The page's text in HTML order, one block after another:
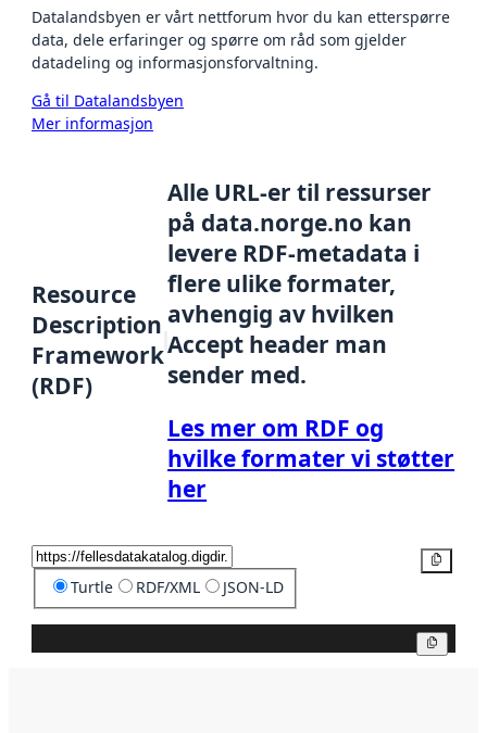
Datalandsbyen er vårt nettforum hvor du kan etterspørre
data, dele erfaringer og spørre om råd som gjelder
datadeling og informasjonsforvaltning.
Gå til Datalandsbyen
Mer informasjon
Resource
Description
Framework
(RDF)
Alle URL-er til ressurser
på data.norge.no kan
levere RDF-metadata i
flere ulike formater,
avhengig av hvilken
Accept header man
sender med.
Les mer om RDF og
hvilke formater vi støtter
her
Turtle RDF/XML JSON-LD